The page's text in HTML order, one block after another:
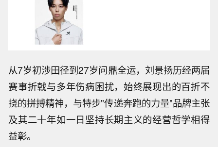
从7岁初涉田径到27岁问鼎全运，刘景扬历经两届
赛事折戟与多年伤病困扰，始终展现出的百折不
挠的拼搏精神，与特步"传递奔跑的力量"品牌主张
及其二十年如一日坚持长期主义的经营哲学相得
益彰。